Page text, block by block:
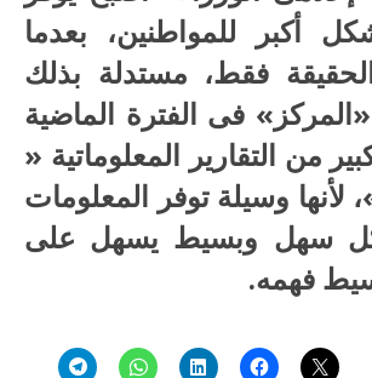
أكبر للمواطنين، بعدما
فقط، مستدلة بذلك
فى الفترة الماضية
من التقارير المعلوماتية «
لأنها وسيلة توفر المعلومات
سهل وبسيط يسهل على
فهمه.